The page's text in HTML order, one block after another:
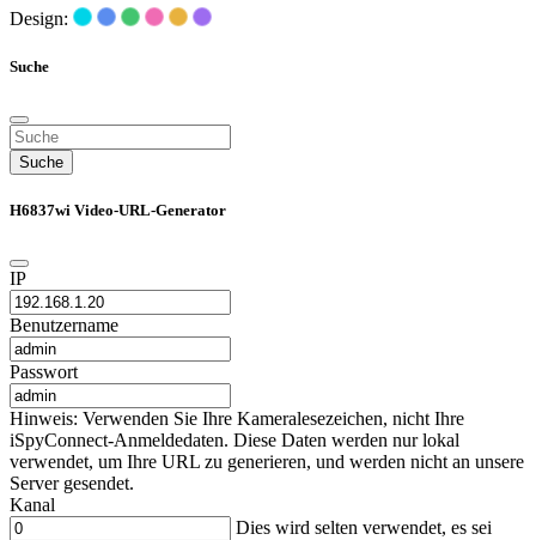
Design:
Suche
Suche
H6837wi Video-URL-Generator
IP
Benutzername
Passwort
Hinweis: Verwenden Sie Ihre Kameralesezeichen, nicht Ihre
iSpyConnect-Anmeldedaten. Diese Daten werden nur lokal
verwendet, um Ihre URL zu generieren, und werden nicht an unsere
Server gesendet.
Kanal
Dies wird selten verwendet, es sei